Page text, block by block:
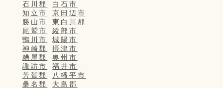
石川郡
白石市
知立市
京田辺市
勝山市
東白川郡
尾鷲市
綾部市
鴨川市
城陽市
神崎郡
摂津市
糟屋郡
奥州市
諏訪市
福井市
芳賀郡
八幡平市
桑名郡
大島郡